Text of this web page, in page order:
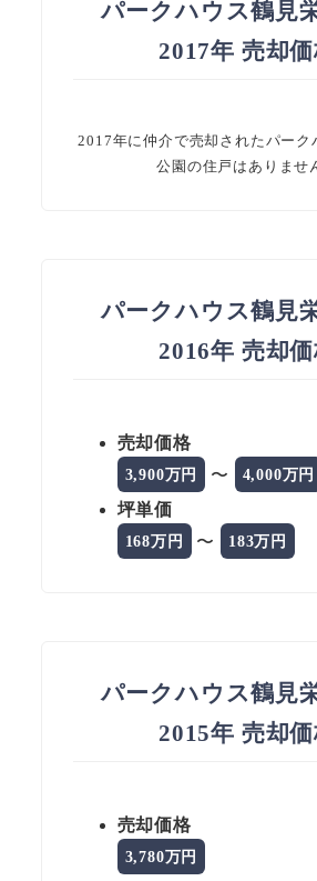
パークハウス鶴見
2017年 売却
2017年に仲介で売却されたパーク
公園の住戸はありませ
パークハウス鶴見
2016年 売却
売却価格
3,900万円 〜 4,000万円
坪単価
168万円 〜 183万円
パークハウス鶴見
2015年 売却
売却価格
3,780万円